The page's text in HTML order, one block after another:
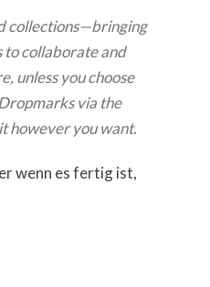
collections—bringing
collaborate and
unless you choose
via the
however you want.
wenn es fertig ist,